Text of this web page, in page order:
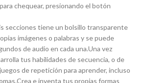
chequear, presionando el botón
secciones tiene un bolsillo transparente
imágenes o palabras y se puede
de audio en cada una.Una vez
tus habilidades de secuencia, o de
de repetición para aprender, incluso
e inventa tus propias formas